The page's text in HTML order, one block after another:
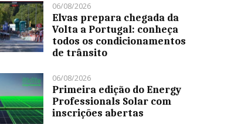
06/08/2026
Elvas prepara chegada da
Volta a Portugal: conheça
todos os condicionamentos
de trânsito
06/08/2026
Primeira edição do Energy
Professionals Solar com
inscrições abertas